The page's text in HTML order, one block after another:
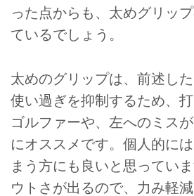
った点からも、太めグリッ
ているでしょう。
太めのグリップは、前述し
使い過ぎを抑制するため、
ゴルファーや、左へのミス
にオススメです。個人的に
まう方にも良いと思ってい
ウトさが出るので、力み軽減